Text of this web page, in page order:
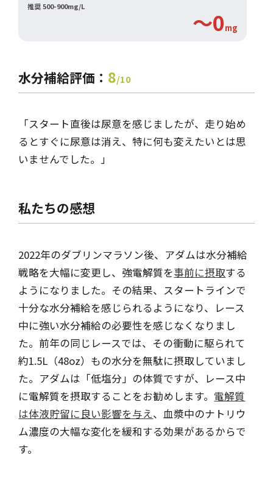
推奨 500-900mg/L
～0mg
水分補給評価： 8/10
「スタート直後は尿意を感じましたが、走り始め
るとすぐに尿意は消え、特に何も変えたいとは思
いませんでした。」
私たちの感想
2022年のダブリンマラソン後、アダムは水分補給
戦略を大幅に変更し、強電解質を事前に摂取する
ようになりました。その結果、スタートラインで
十分な水分補給を感じられるようになり、レース
中に強い水分補給の必要性を感じなくなりまし
た。前年の同じレースでは、その衝動に駆られて
約1.5L（48oz）もの水分を無駄に摂取していまし
た。アダムは「低塩分」の体質ですが、レース中
に電解質を摂取することをお勧めします。 電解質
は体液貯留に良い影響を与え、血漿中のナトリウ
ム濃度の大幅な変化を緩和する効果があるからで
す。